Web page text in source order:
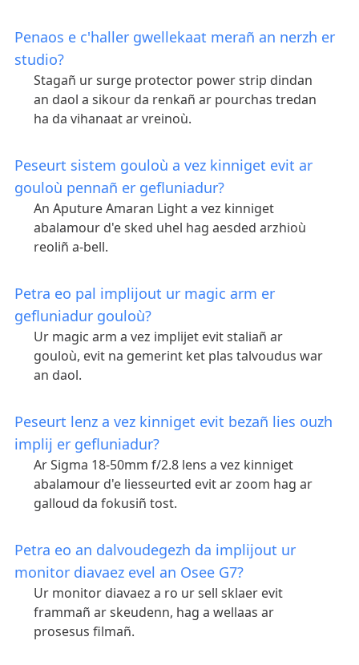
Penaos e c'haller gwellekaat merañ an nerzh er
studio?
Stagañ ur surge protector power strip dindan
an daol a sikour da renkañ ar pourchas tredan
ha da vihanaat ar vreinoù.
Peseurt sistem gouloù a vez kinniget evit ar
gouloù pennañ er gefluniadur?
An Aputure Amaran Light a vez kinniget
abalamour d'e sked uhel hag aesded arzhioù
reoliñ a-bell.
Petra eo pal implijout ur magic arm er
gefluniadur gouloù?
Ur magic arm a vez implijet evit staliañ ar
gouloù, evit na gemerint ket plas talvoudus war
an daol.
Peseurt lenz a vez kinniget evit bezañ lies ouzh
implij er gefluniadur?
Ar Sigma 18-50mm f/2.8 lens a vez kinniget
abalamour d'e liesseurted evit ar zoom hag ar
galloud da fokusiñ tost.
Petra eo an dalvoudegezh da implijout ur
monitor diavaez evel an Osee G7?
Ur monitor diavaez a ro ur sell sklaer evit
frammañ ar skeudenn, hag a wellaas ar
prosesus filmañ.